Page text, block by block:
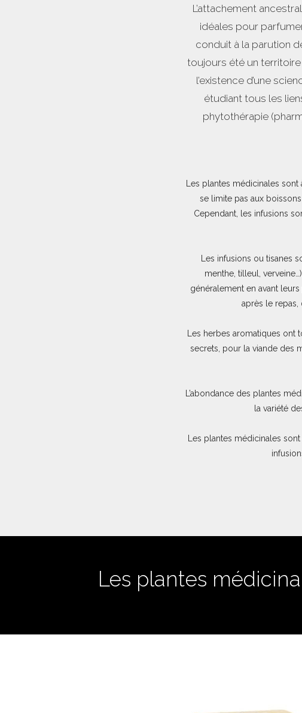
L’attachement
idéales pour
conduit à la parution
toujours été un
l’existence d’une
étudiant tous les
phytothérapie
Les plantes médicinales
se limite pas aux
Cependant, les infusions
Les infusions ou tisanes
menthe, tilleul,
généralement en avant
après le repas,
Les herbes aromatiques
secrets, pour la viande des
L’abondance des plantes
la variété
Les plantes médicinales
Les plantes